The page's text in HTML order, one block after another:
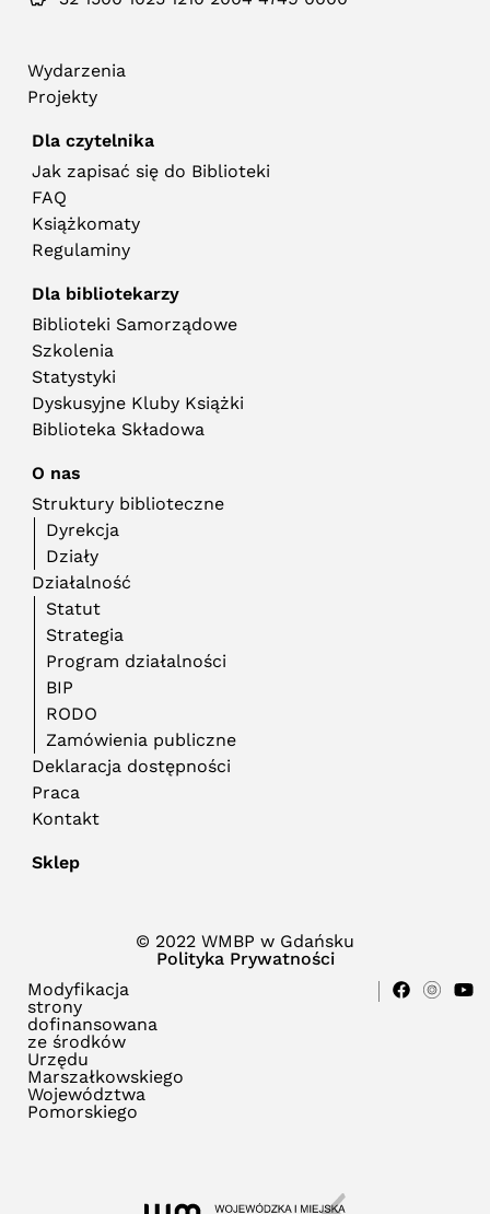
Wydarzenia
Projekty
Dla czytelnika
Jak zapisać się do Biblioteki
FAQ
Książkomaty
Regulaminy
Dla bibliotekarzy
Biblioteki Samorządowe
Szkolenia
Statystyki
Dyskusyjne Kluby Książki
Biblioteka Składowa
O nas
Struktury biblioteczne
Dyrekcja
Działy
Działalność
Statut
Strategia
Program działalności
BIP
RODO
Zamówienia publiczne
Deklaracja dostępności
Praca
Kontakt
Sklep
© 2022 WMBP w Gdańsku
Polityka Prywatności
Modyfikacja
strony
dofinansowana
ze środków
Urzędu
Marszałkowskiego
Województwa
Pomorskiego